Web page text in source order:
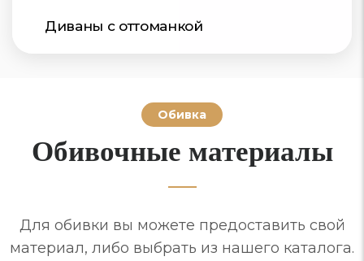
Диваны с оттоманкой
Обивка
Обивочные материалы
Для обивки вы можете предоставить свой
материал, либо выбрать из нашего каталога.